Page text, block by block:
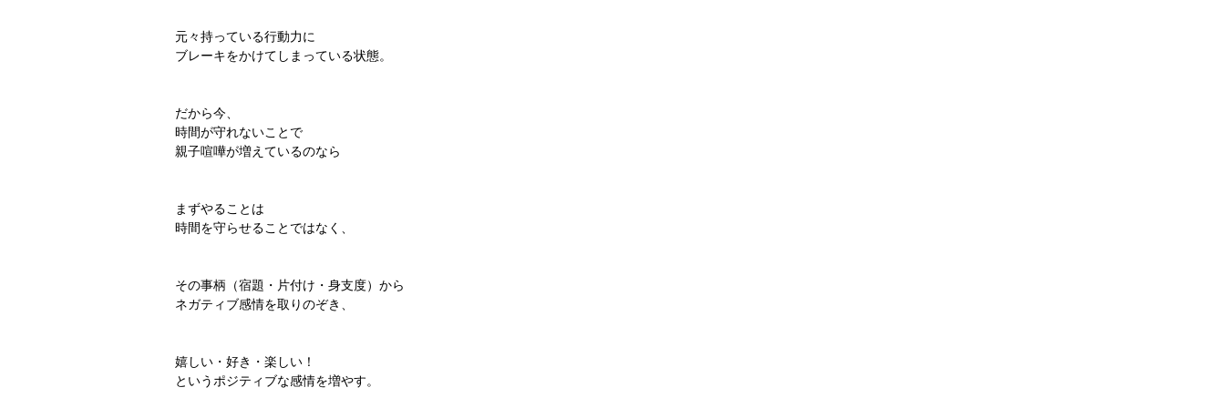
元々持っている行動力に
ブレーキをかけてしまっている状態。
だから今、
時間が守れないことで
親子喧嘩が増えているのなら
まずやることは
時間を守らせることではなく、
その事柄（宿題・片付け・身支度）から
ネガティブ感情を取りのぞき、
嬉しい・好き・楽しい！
というポジティブな感情を増やす。